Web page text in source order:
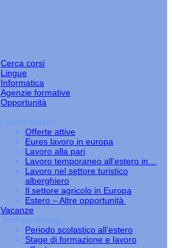
Cerca corsi
Lingue
Informatica
Agenzie formative
Opportunità
Lavoro estero
Offerte attive
Eures lavoro in europa
Lavoro alla pari
Lavoro temporaneo all’estero in…
Lavoro nel settore turistico
alberghiero
Il settore agricolo in Europa
Estero – Altre opportunità
Vacanze
Studiare estero
Periodo scolastico all’estero
Stage di formazione e lavoro